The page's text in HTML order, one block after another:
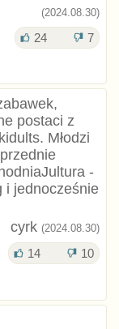
(2024.08.30)
24 7
postaci z
Młodzi
-
i jednocześnie
cyrk (2024.08.30)
14 10